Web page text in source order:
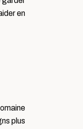
en
plus